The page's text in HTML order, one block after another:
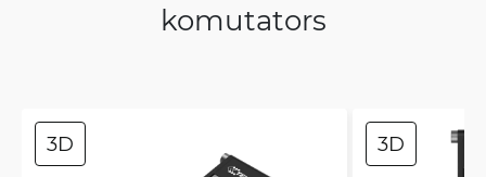
komutators
3D 3D